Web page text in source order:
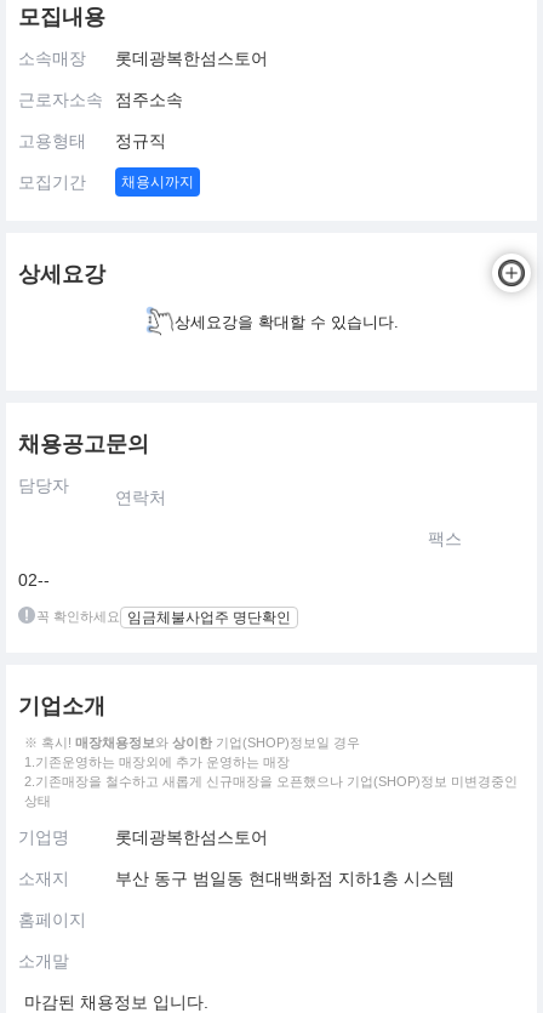
모집내용
소속매장 롯데광복한섬스토어
근로자소속 점주소속
고용형태 정규직
모집기간 채용시까지
상세요강
상세요강을 확대할 수 있습니다.
채용공고문의
담당자
연락처
팩스
02--
꼭 확인하세요 임금체불사업주 명단확인
기업소개
※ 혹시! 매장채용정보와 상이한 기업(SHOP)정보일 경우
1.기존운영하는 매장외에 추가 운영하는 매장
2.기존매장을 철수하고 새롭게 신규매장을 오픈했으나 기업(SHOP)정보 미변경중인
상태
기업명 롯데광복한섬스토어
소재지 부산 동구 범일동 현대백화점 지하1층 시스템
홈페이지
소개말
마감된 채용정보 입니다.